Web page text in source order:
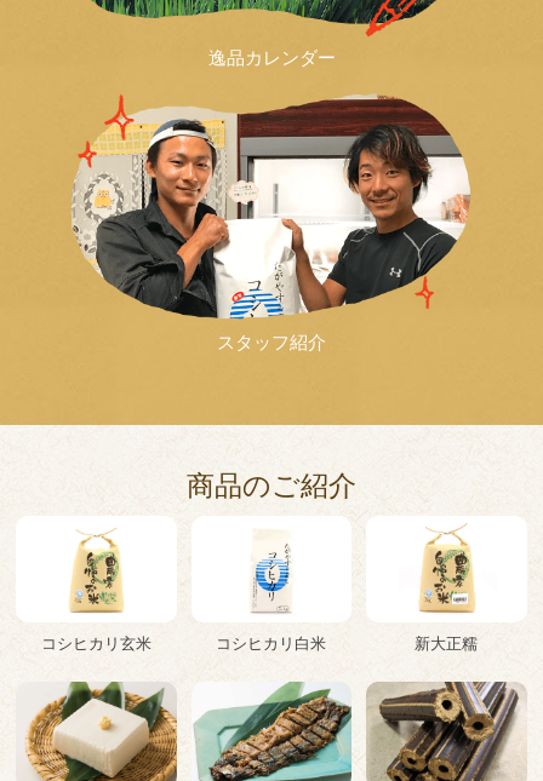
逸品カレンダー
スタッフ紹介
商品のご紹介
コシヒカリ玄米 コシヒカリ白米 新大正糯